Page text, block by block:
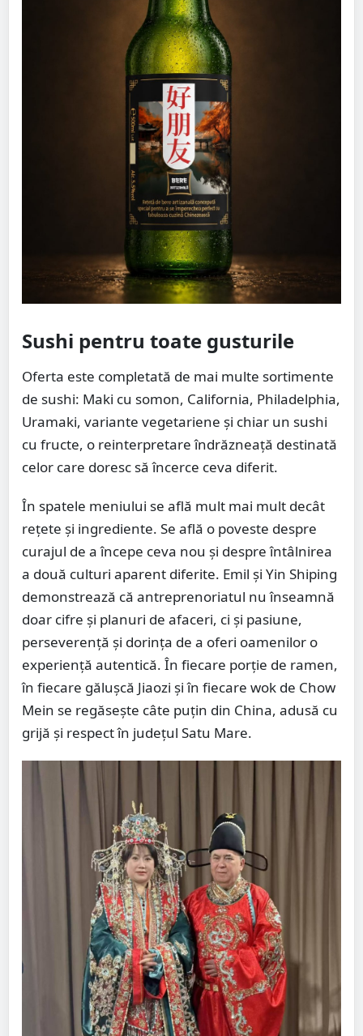
Sushi pentru toate gusturile
Oferta este completată de mai multe sortimente
de sushi: Maki cu somon, California, Philadelphia,
Uramaki, variante vegetariene și chiar un sushi
cu fructe, o reinterpretare îndrăzneață destinată
celor care doresc să încerce ceva diferit.
În spatele meniului se află mult mai mult decât
rețete și ingrediente. Se află o poveste despre
curajul de a începe ceva nou și despre întâlnirea
a două culturi aparent diferite. Emil și Yin Shiping
demonstrează că antreprenoriatul nu înseamnă
doar cifre și planuri de afaceri, ci și pasiune,
perseverență și dorința de a oferi oamenilor o
experiență autentică. În fiecare porție de ramen,
în fiecare gălușcă Jiaozi și în fiecare wok de Chow
Mein se regăsește câte puțin din China, adusă cu
grijă și respect în județul Satu Mare.